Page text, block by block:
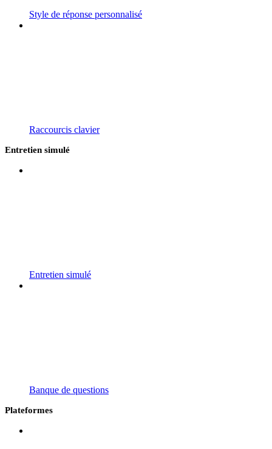
Style de réponse personnalisé
Raccourcis clavier
Entretien simulé
Entretien simulé
Banque de questions
Plateformes